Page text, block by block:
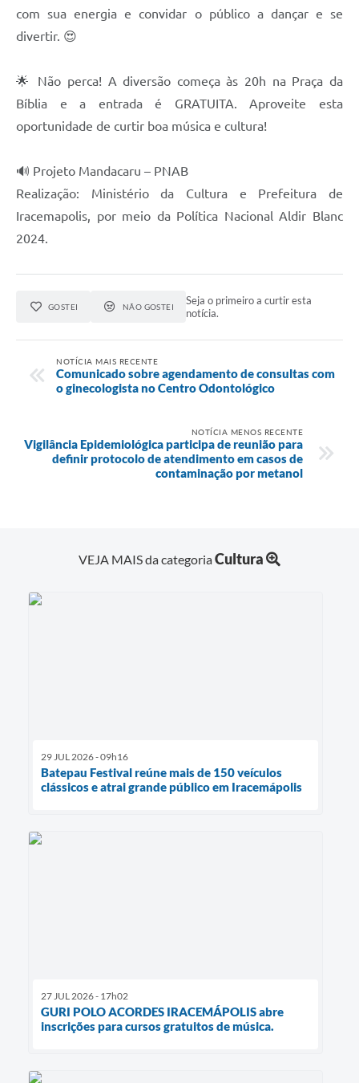
com sua energia e convidar o público a dançar e se
divertir. 😍
🌟 Não perca! A diversão começa às 20h na Praça da
Bíblia e a entrada é GRATUITA. Aproveite esta
oportunidade de curtir boa música e cultura!
🔊 Projeto Mandacaru – PNAB
Realização: Ministério da Cultura e Prefeitura de
Iracemapolis, por meio da Política Nacional Aldir Blanc
2024.
GOSTEI NÃO GOSTEI
Seja o primeiro a curtir esta
notícia.
NOTÍCIA MAIS RECENTE
Comunicado sobre agendamento de consultas com
o ginecologista no Centro Odontológico
NOTÍCIA MENOS RECENTE
Vigilância Epidemiológica participa de reunião para
definir protocolo de atendimento em casos de
contaminação por metanol
VEJA MAIS da categoriaCultura
29 JUL 2026 - 09h16
Batepau Festival reúne mais de 150 veículos
clássicos e atrai grande público em Iracemápolis
27 JUL 2026 - 17h02
GURI POLO ACORDES IRACEMÁPOLIS abre
inscrições para cursos gratuitos de música.